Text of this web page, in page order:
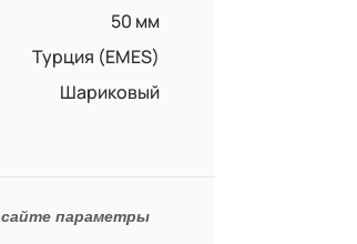
50 мм
Турция (EMES)
Шариковый
сайте параметры